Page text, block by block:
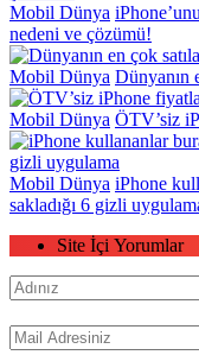
Mobil Dünya
nedeni ve çözümü!
Mobil Dünya Dünyanın
Mobil Dünya ÖTV’siz
Mobil Dünya iPhone
sakladığı 6 gizli
Site İçi Yorumlar